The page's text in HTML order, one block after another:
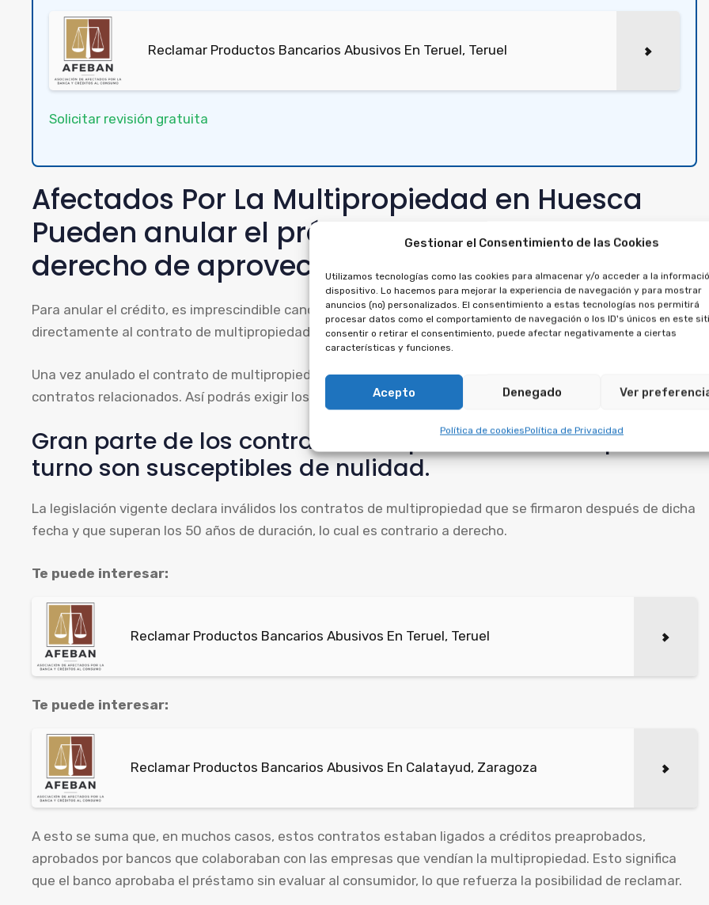
Gestionar el Consentimiento de las Cookies
Utilizamos tecnologías como las cookies para almacenar y/o acceder a la
dispositivo. Lo hacemos para mejorar la experiencia de navegación y para mostrar
anuncios (no) personalizados. El consentimiento a estas tecnologías nos permitirá
procesar datos como el comportamiento de navegación o los ID's únicos en este
consentir o retirar el consentimiento, puede afectar negativamente a ciertas
características y funciones.
Acepto Denegado Ver
Política de cookiesPolítica de Privacidad
Reclamar Productos Bancarios Abusivos En Teruel, Teruel
Solicitar revisión gratuita
Afectados Por La Multipropiedad en Huesca
Pueden anular el préstamo en la compra de un
derecho de aprovechamiento por turno
Para anular el crédito, es imprescindible cancelar el acuerdo principal antes. El préstamo está vinculado
directamente al contrato de multipropiedad, de modo que no puede cancelarse de forma independiente.
Una vez anulado el contrato de multipropiedad, puedes pedir que se cancele el préstamo, al tratarse de
contratos relacionados. Así podrás exigir los importes entregados, por ambos contratos.
Gran parte de los contratos de aprovechamiento por
turno son susceptibles de nulidad.
La legislación vigente declara inválidos los contratos de multipropiedad que se firmaron después de dicha
fecha y que superan los 50 años de duración, lo cual es contrario a derecho.
Te puede interesar:
Reclamar Productos Bancarios Abusivos En Teruel, Teruel
Te puede interesar:
Reclamar Productos Bancarios Abusivos En Calatayud, Zaragoza
A esto se suma que, en muchos casos, estos contratos estaban ligados a créditos preaprobados,
aprobados por bancos que colaboraban con las empresas que vendían la multipropiedad. Esto significa
que el banco aprobaba el préstamo sin evaluar al consumidor, lo que refuerza la posibilidad de reclamar.